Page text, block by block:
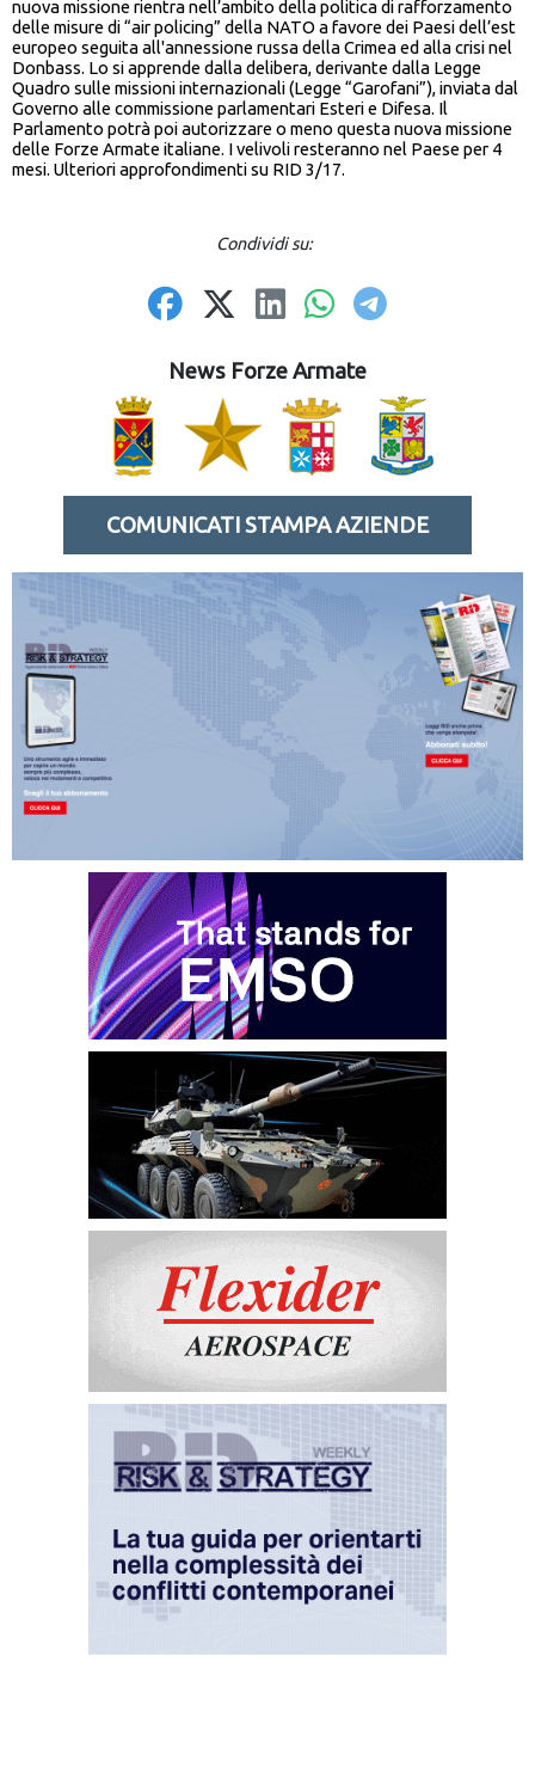
nuova missione rientra nell’ambito della politica di rafforzamento
delle misure di “air policing” della NATO a favore dei Paesi dell’est
europeo seguita all'annessione russa della Crimea ed alla crisi nel
Donbass. Lo si apprende dalla delibera, derivante dalla Legge
Quadro sulle missioni internazionali (Legge “Garofani”), inviata dal
Governo alle commissione parlamentari Esteri e Difesa. Il
Parlamento potrà poi autorizzare o meno questa nuova missione
delle Forze Armate italiane. I velivoli resteranno nel Paese per 4
mesi. Ulteriori approfondimenti su RID 3/17.
Condividi su:
News Forze Armate
COMUNICATI STAMPA AZIENDE